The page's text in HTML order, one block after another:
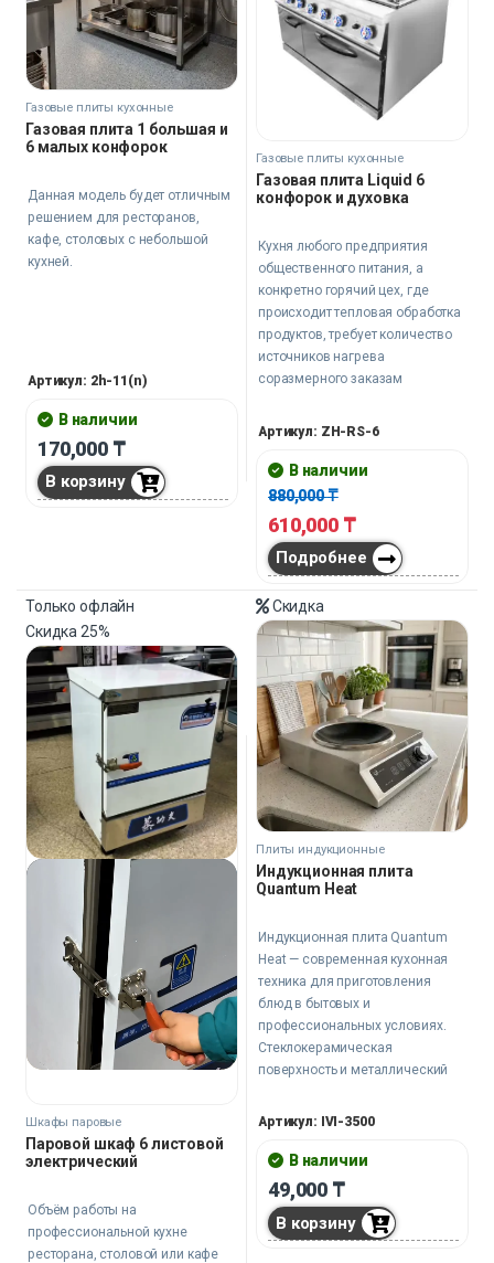
Газовые плиты кухонные
Газовая плита 1 большая и
6 малых конфорок
Данная модель будет отличным
решением для ресторанов,
кафе, столовых с небольшой
кухней.
Артикул: 2h-11(n)
В наличии
170,000 ₸
В корзину
Газовые плиты кухонные
Газовая плита Liquid 6
конфорок и духовка
Кухня любого предприятия
общественного питания, а
конкретно горячий цех, где
происходит тепловая обработка
продуктов, требует количество
источников нагрева
соразмерного заказам
много не бывает.
Артикул: ZH-RS-6
В наличии
880,000₸
610,000 ₸
Подробнее
Только офлайн
Скидка 25%
Шкафы паровые
Паровой шкаф 6 листовой
электрический
Объём работы на
профессиональной кухне
ресторана, столовой или кафе
Скидка
Плиты индукционные
Индукционная плита
Quantum Heat
Индукционная плита Quantum
Heat — современная кухонная
техника для приготовления
блюд в бытовых и
профессиональных условиях.
Стеклокерамическая
поверхность и металлический
удобство, а компактные
разместить её даже в
ограниченном пространстве.
Подходит для повседневного
использования там, где важна
точность нагрева.
Артикул: IVI-3500
В наличии
49,000 ₸
В корзину